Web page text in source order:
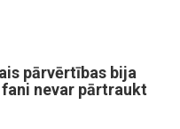
pārvērtības bija
nevar pārtraukt